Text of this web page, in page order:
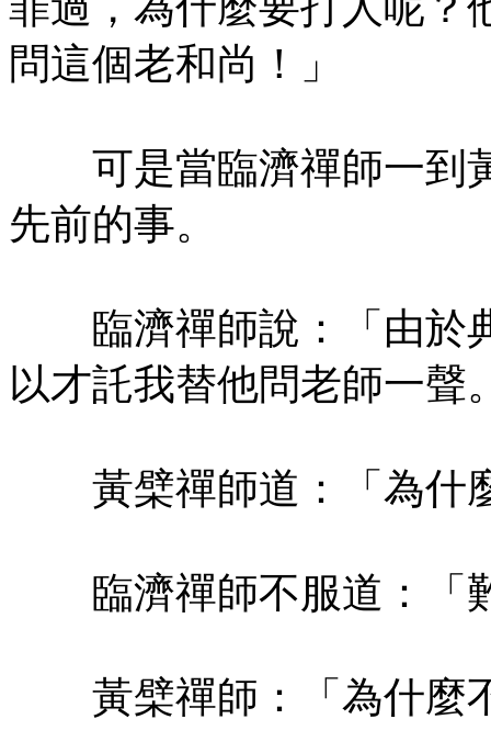
問這個老和尚！」
可是當臨濟禪師一到
先前的事。
臨濟禪師說：「由於
以才託我替他問老師一聲
黃檗禪師道：「為什
臨濟禪師不服道：「
黃檗禪師：「為什麼